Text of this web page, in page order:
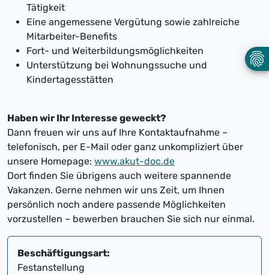
Tätigkeit
Eine angemessene Vergütung sowie zahlreiche
Mitarbeiter-Benefits
Fort- und Weiterbildungsmöglichkeiten
Unterstützung bei Wohnungssuche und
Kindertagesstätten
Haben wir Ihr Interesse geweckt?
Dann freuen wir uns auf Ihre Kontaktaufnahme –
telefonisch, per E-Mail oder ganz unkompliziert über
unsere Homepage: www.akut-doc.de
Dort finden Sie übrigens auch weitere spannende
Vakanzen. Gerne nehmen wir uns Zeit, um Ihnen
persönlich noch andere passende Möglichkeiten
vorzustellen – bewerben brauchen Sie sich nur einmal.
Beschäftigungsart:
Festanstellung